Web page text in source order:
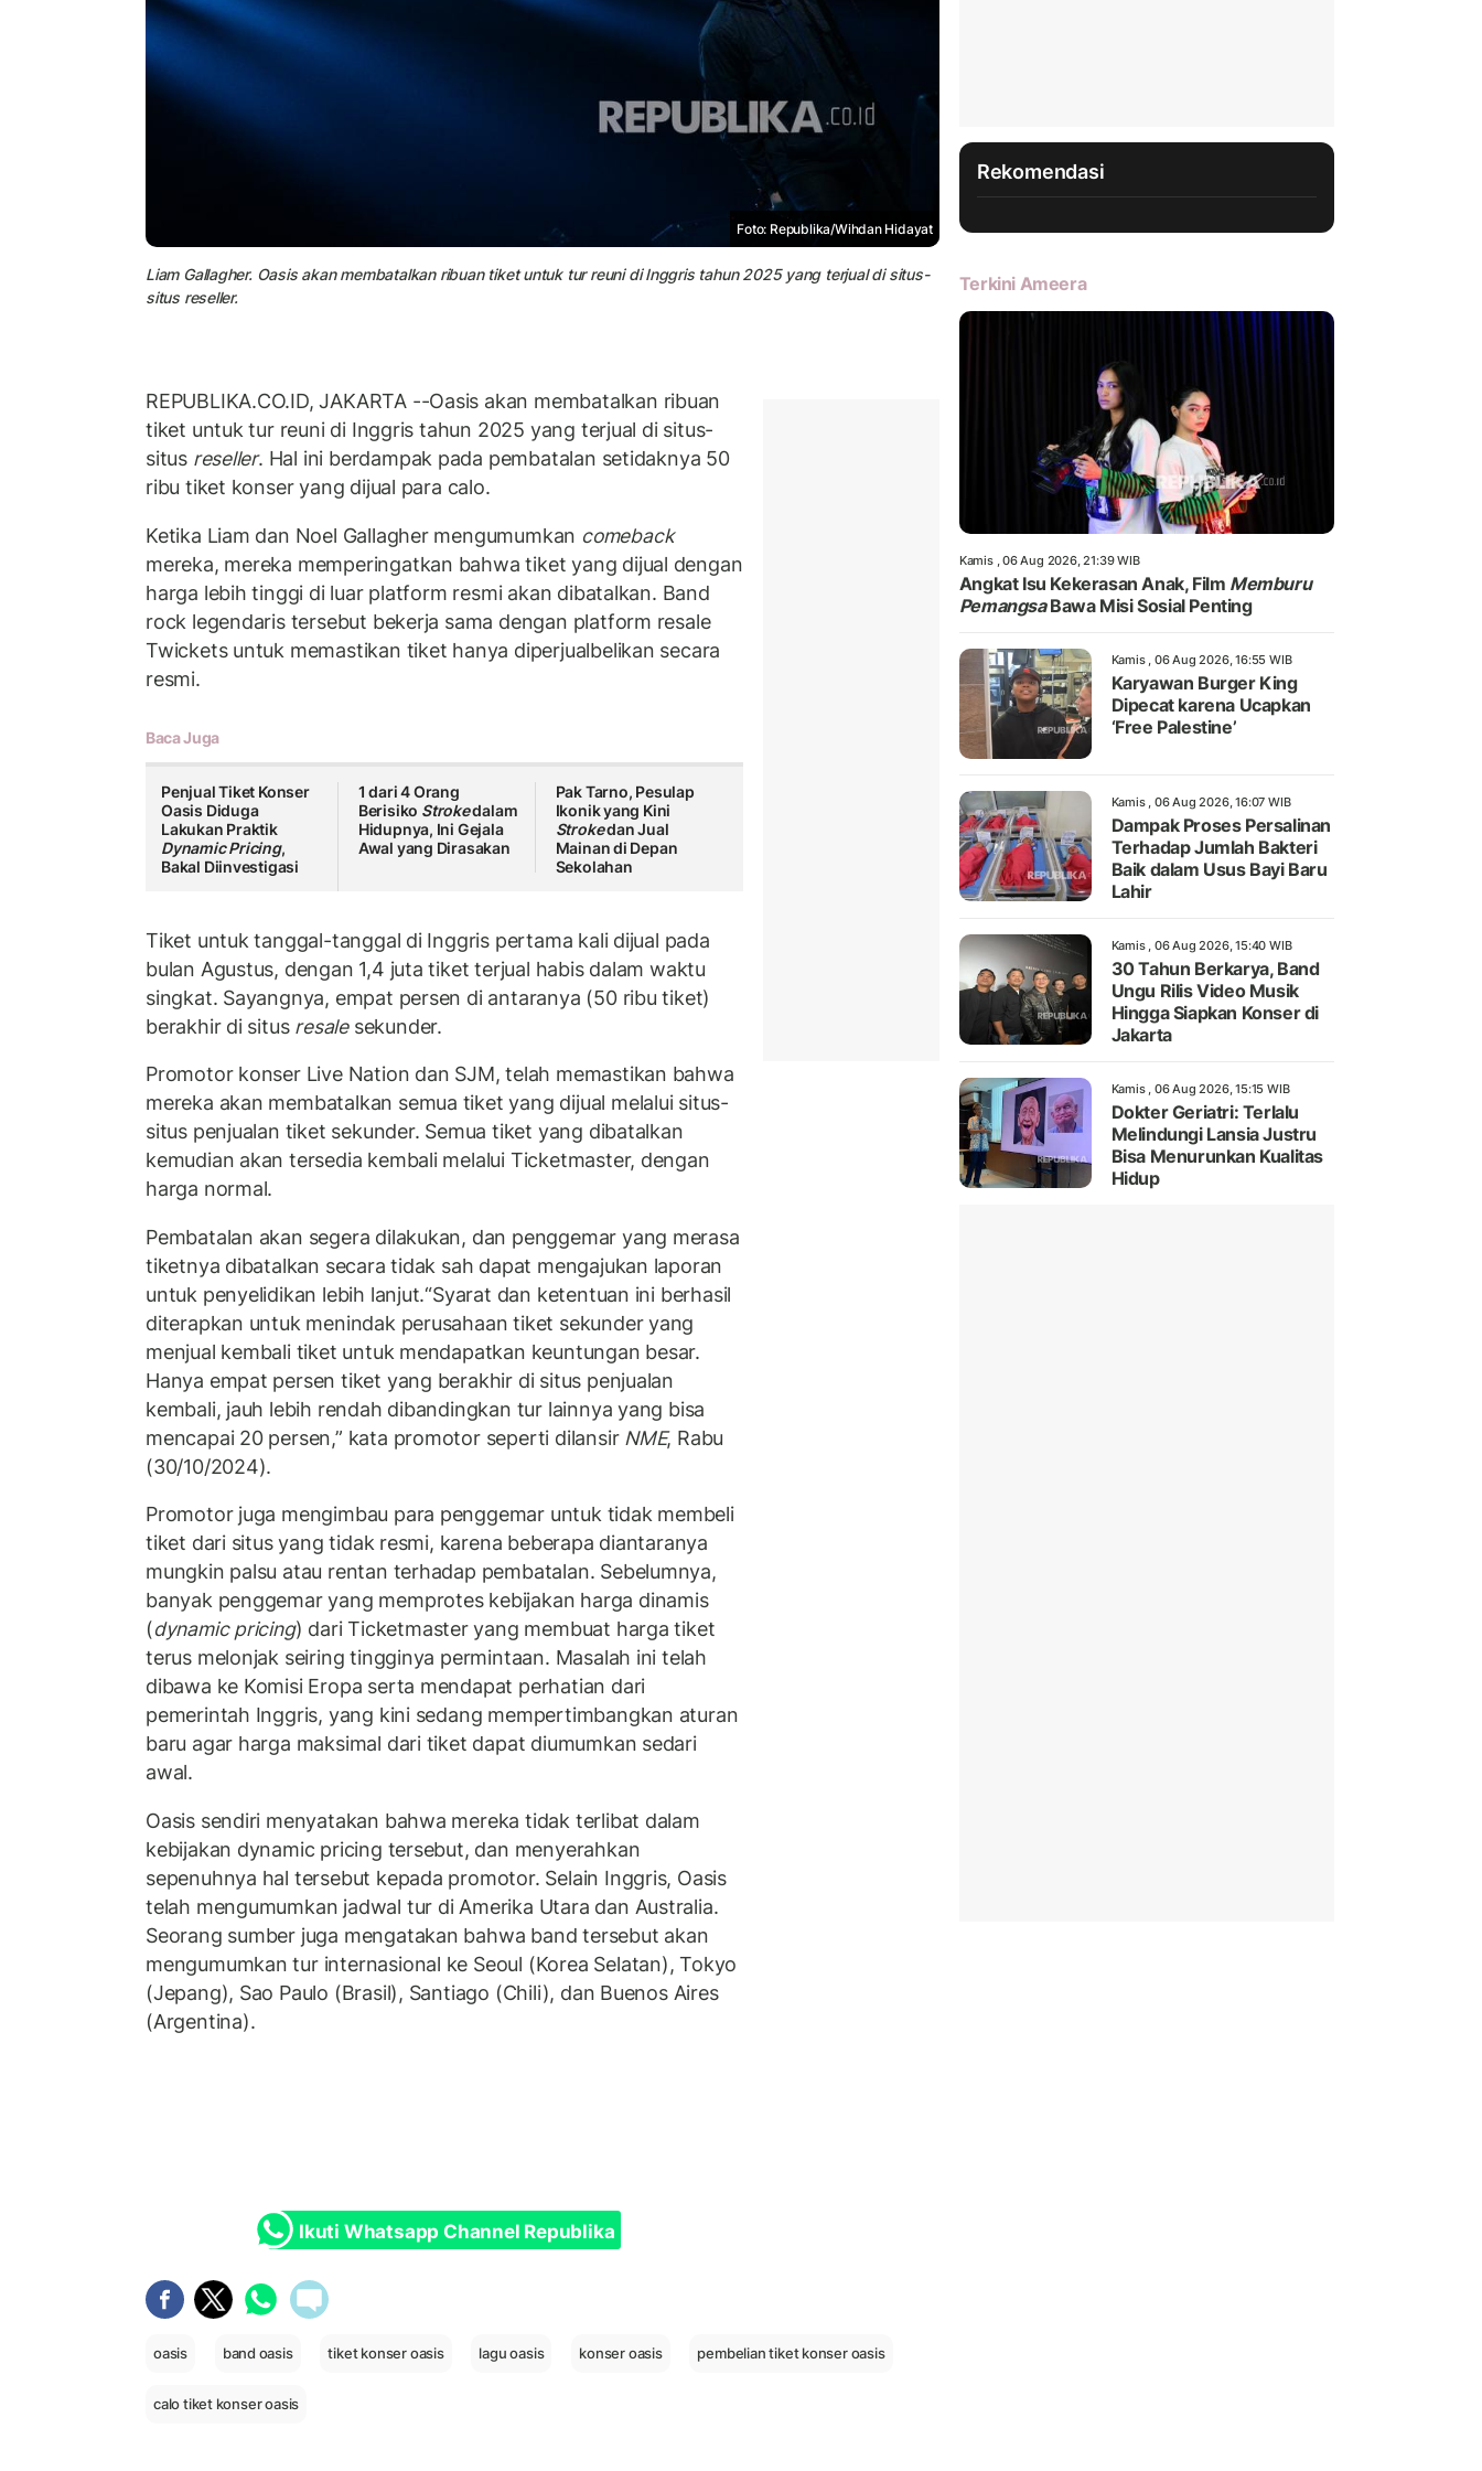
Foto: Republika/Wihdan Hidayat
Liam Gallagher. Oasis akan membatalkan ribuan tiket untuk tur reuni di Inggris tahun 2025 yang terjual di situs-
situs reseller.
REPUBLIKA.CO.ID, JAKARTA --Oasis akan membatalkan ribuan
tiket untuk tur reuni di Inggris tahun 2025 yang terjual di situs-
situs reseller. Hal ini berdampak pada pembatalan setidaknya 50
ribu tiket konser yang dijual para calo.
Ketika Liam dan Noel Gallagher mengumumkan comeback
mereka, mereka memperingatkan bahwa tiket yang dijual dengan
harga lebih tinggi di luar platform resmi akan dibatalkan. Band
rock legendaris tersebut bekerja sama dengan platform resale
Twickets untuk memastikan tiket hanya diperjualbelikan secara
resmi.
Baca Juga
Penjual Tiket Konser
Oasis Diduga
Lakukan Praktik
Dynamic Pricing,
Bakal Diinvestigasi
1 dari 4 Orang
Berisiko Strokedalam
Hidupnya, Ini Gejala
Awal yang Dirasakan
Pak Tarno, Pesulap
Ikonik yang Kini
Strokedan Jual
Mainan di Depan
Sekolahan
Tiket untuk tanggal-tanggal di Inggris pertama kali dijual pada
bulan Agustus, dengan 1,4 juta tiket terjual habis dalam waktu
singkat. Sayangnya, empat persen di antaranya (50 ribu tiket)
berakhir di situs resalesekunder.
Promotor konser Live Nation dan SJM, telah memastikan bahwa
mereka akan membatalkan semua tiket yang dijual melalui situs-
situs penjualan tiket sekunder. Semua tiket yang dibatalkan
kemudian akan tersedia kembali melalui Ticketmaster, dengan
harga normal.
Pembatalan akan segera dilakukan, dan penggemar yang merasa
tiketnya dibatalkan secara tidak sah dapat mengajukan laporan
untuk penyelidikan lebih lanjut.“Syarat dan ketentuan ini berhasil
diterapkan untuk menindak perusahaan tiket sekunder yang
menjual kembali tiket untuk mendapatkan keuntungan besar.
Hanya empat persen tiket yang berakhir di situs penjualan
kembali, jauh lebih rendah dibandingkan tur lainnya yang bisa
mencapai 20 persen,” kata promotor seperti dilansir NME, Rabu
(30/10/2024).
Promotor juga mengimbau para penggemar untuk tidak membeli
tiket dari situs yang tidak resmi, karena beberapa diantaranya
mungkin palsu atau rentan terhadap pembatalan. Sebelumnya,
banyak penggemar yang memprotes kebijakan harga dinamis
(dynamic pricing) dari Ticketmaster yang membuat harga tiket
terus melonjak seiring tingginya permintaan. Masalah ini telah
dibawa ke Komisi Eropa serta mendapat perhatian dari
pemerintah Inggris, yang kini sedang mempertimbangkan aturan
baru agar harga maksimal dari tiket dapat diumumkan sedari
awal.
Oasis sendiri menyatakan bahwa mereka tidak terlibat dalam
kebijakan dynamic pricing tersebut, dan menyerahkan
sepenuhnya hal tersebut kepada promotor. Selain Inggris, Oasis
telah mengumumkan jadwal tur di Amerika Utara dan Australia.
Seorang sumber juga mengatakan bahwa band tersebut akan
mengumumkan tur internasional ke Seoul (Korea Selatan), Tokyo
(Jepang), Sao Paulo (Brasil), Santiago (Chili), dan Buenos Aires
(Argentina).
Ikuti Whatsapp Channel Republika
oasis band oasis tiket konser oasis lagu oasis konser oasis pembelian tiket konser oasis
calo tiket konser oasis
Rekomendasi
Terkini Ameera
Kamis , 06 Aug 2026, 21:39 WIB
Angkat Isu Kekerasan Anak, Film Memburu
PemangsaBawa Misi Sosial Penting
Kamis , 06 Aug 2026, 16:55 WIB
Karyawan Burger King
Dipecat karena Ucapkan
‘Free Palestine’
Kamis , 06 Aug 2026, 16:07 WIB
Dampak Proses Persalinan
Terhadap Jumlah Bakteri
Baik dalam Usus Bayi Baru
Lahir
Kamis , 06 Aug 2026, 15:40 WIB
30 Tahun Berkarya, Band
Ungu Rilis Video Musik
Hingga Siapkan Konser di
Jakarta
Kamis , 06 Aug 2026, 15:15 WIB
Dokter Geriatri: Terlalu
Melindungi Lansia Justru
Bisa Menurunkan Kualitas
Hidup